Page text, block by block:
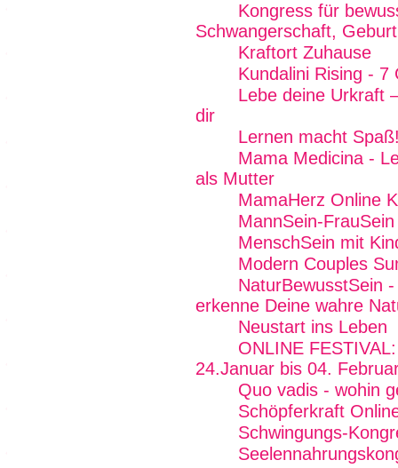
Kongress für
Schwangerschaft,
Kraftort Zuhause
Kundalini Rising - 7
Lebe deine Urkraft
dir
Lernen macht
Mama Medicina -
als Mutter
MamaHerz Online
MannSein-
MenschSein mit
Modern Couples
NaturBewusstSein
erkenne Deine wahre
Neustart ins Leben
ONLINE
24.Januar bis 04.
Quo vadis - wohin
Schöpferkraft
Schwingungs-